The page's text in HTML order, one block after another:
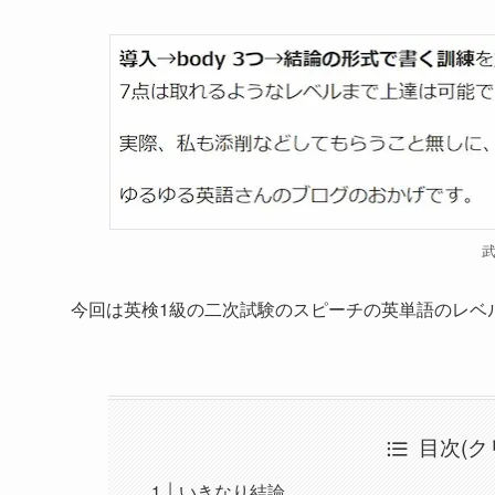
今回は英検1級の二次試験のスピーチの英単語のレ
目次(